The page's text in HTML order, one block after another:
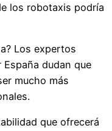
los robotaxis podría
Los expertos
dudan que
mucho más
que ofrecerá